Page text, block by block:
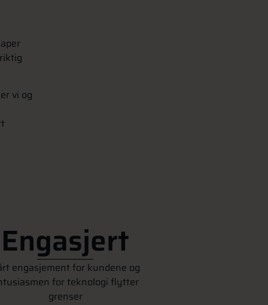
vi og
Engasjert
engasjement for kundene og
for teknologi flytter
grenser